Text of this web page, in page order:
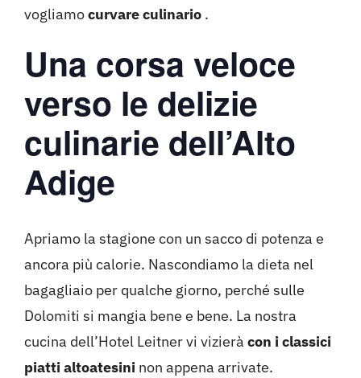
vogliamocurvare culinario .
Una corsa veloce
verso le delizie
culinarie dell’Alto
Adige
Apriamo la stagione con un sacco di potenza e
ancora più calorie. Nascondiamo la dieta nel
bagagliaio per qualche giorno, perché sulle
Dolomiti si mangia bene e bene. La nostra
cucina dell’Hotel Leitner vi vizierà con i classici
piatti altoatesini non appena arrivate.